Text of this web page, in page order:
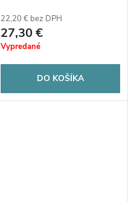
22,20 € bez DPH
27,30 €
Vypredané
DO KOŠÍKA